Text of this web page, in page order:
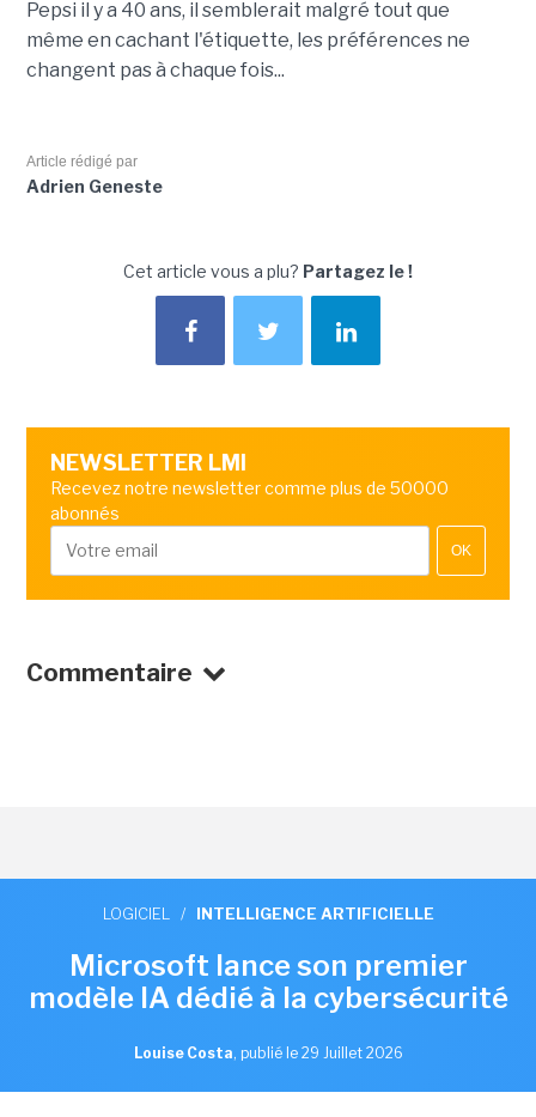
Pepsi il y a 40 ans, il semblerait malgré tout que
même en cachant l'étiquette, les préférences ne
changent pas à chaque fois...
Article rédigé par
Adrien Geneste
Cet article vous a plu? Partagez le !
NEWSLETTER LMI
Recevez notre newsletter comme plus de 50000
abonnés
OK
Commentaire
LOGICIEL / INTELLIGENCE ARTIFICIELLE
Microsoft lance son premier
modèle IA dédié à la cybersécurité
Louise Costa, publié le 29 Juillet 2026